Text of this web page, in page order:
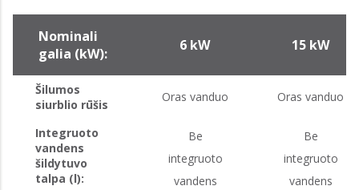
Nominali
galia (kW):
6 kW 15 kW
Šilumos
siurblio rūšis
Oras vanduo Oras vanduo
Integruoto
vandens
šildytuvo
talpa (l):
Be
integruoto
vandens
Be
integruoto
vandens